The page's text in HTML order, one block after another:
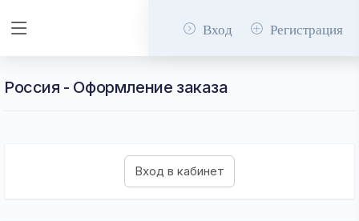
Вход Регистрация
Россия - Оформление заказа